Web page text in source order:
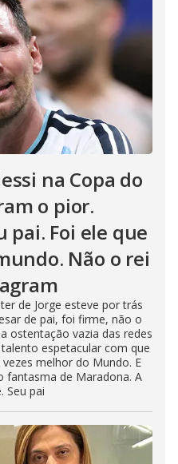
na Copa do
o pior.
pai. Foi ele que
Não o rei
de Jorge esteve por trás
de pai, foi firme, não o
ostentação vazia das redes
espetacular com que
melhor do Mundo. E
fantasma de Maradona. A
Seu pai